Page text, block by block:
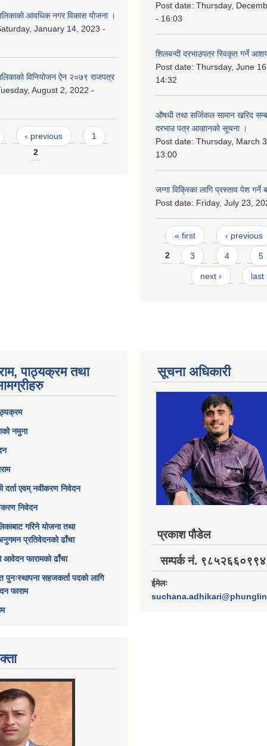
आवधिक नगर विकास योजना ।
January 14, 2023 -
विनियोजन ऐन २०७९ राजपत्र
August 2, 2022 -
‹ previous
1
2
Post date: Thursday,
- 16:03
शिलबन्दी दरभाउपत्र स्विकृत गर्ने
Post date: Thursday, June
14:32
औषधी तथा सर्जिकल सामान खरिद
दरभाउ पत्र आव्हानको सूचना ।
Post date: Thursday, March
13:00
जग्गा विक्रिका लागि प्रस्ताव पेश गर्ने
Post date: Friday, July 23,
Pages
« first ‹ previous
2 3 4 5
next › last
पाठ्यक्रम तथा
नमुना
दर्ता एवम् नवीकरण निवेदन
निवेदन
गरिने योजना तथा
प्रतिवेदनको ढाँचा
आवेदन फारामको ढाँचा
पुनःस्थापना सहजकर्ता पदको लागि
फाराम
सूचना अधिकारी
प्रकाश पौडेल
सम्पर्क नं. ९८५२६६०९९४
ईमेलः